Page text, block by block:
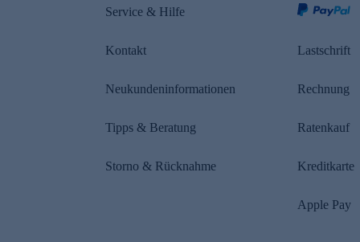
Service & Hilfe
Kontakt
Neukundeninformationen
Tipps & Beratung
Storno & Rücknahme
Lastschrift
Rechnung
Ratenkauf
Kreditkarte
Apple Pay